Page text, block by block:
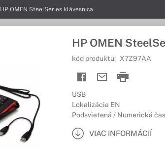
HP OMEN SteelSeries klávesnica
HP OMEN
kód produktu: X7Z97AA
USB
Lokalizácia EN
Podsvietená / Numerická
VIAC INFORMÁCIÍ